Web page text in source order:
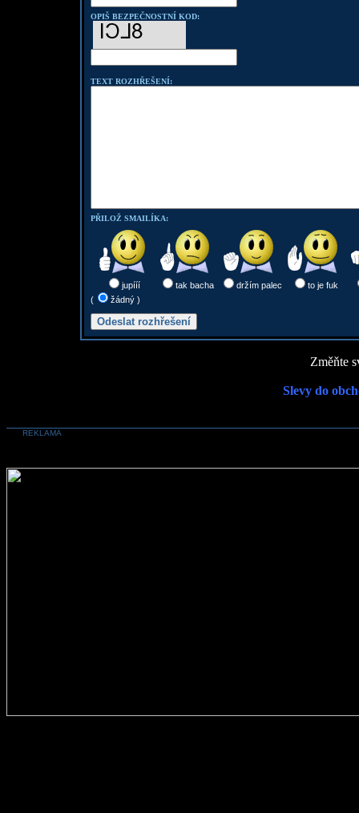
OPIŠ BEZPEČNOSTNÍ KOD:
TEXT ROZHŘEŠENÍ:
PŘILOŽ SMAILÍKA:
jupííí tak bacha držím palec
to je fuk
(
žádný )
Změňte
Slevy do
REKLAMA